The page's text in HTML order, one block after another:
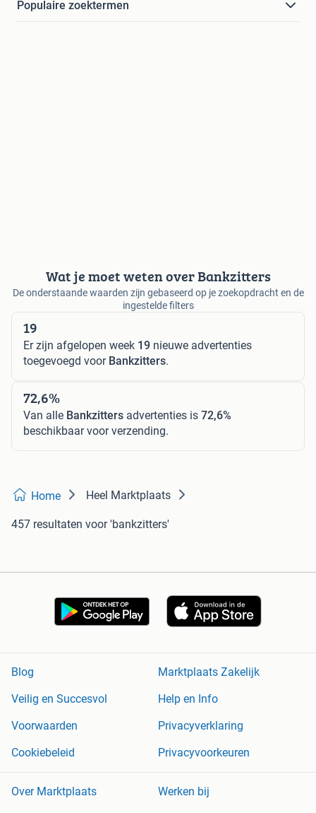
Populaire zoektermen
Wat je moet weten over Bankzitters
De onderstaande waarden zijn gebaseerd op je zoekopdracht en de
ingestelde filters
19
Er zijn afgelopen week 19 nieuwe advertenties
toegevoegd voor Bankzitters.
72,6%
Van alle Bankzitters advertenties is 72,6%
beschikbaar voor verzending.
Home Heel Marktplaats
457 resultaten voor 'bankzitters'
Blog
Marktplaats Zakelijk
Veilig en Succesvol
Help en Info
Voorwaarden
Privacyverklaring
Cookiebeleid
Privacyvoorkeuren
Over Marktplaats
Werken bij